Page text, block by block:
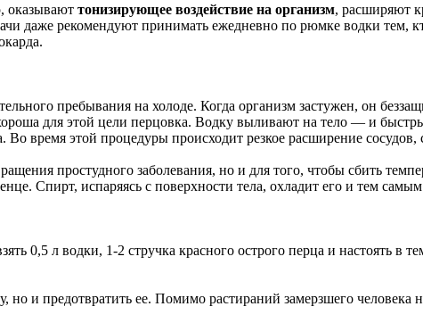
оказывают тонизирующее воздействие на организм, расширяют
даже рекомендуют принимать ежедневно по рюмке водки тем,
пребывания на холоде. Когда организм застужен, он
для этой цели перцовка. Водку выливают на тело — и
время этой процедуры происходит резкое расширение
простудного заболевания, но и для того, чтобы сбить
Спирт, испаряясь с поверхности тела, охладит его и тем самым
0,5 л водки, 1-2 стручка красного острого перца и настоять в
и предотвратить ее. Помимо растираний замерзшего человека